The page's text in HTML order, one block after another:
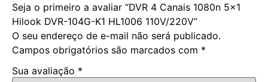
Seja o primeiro a avaliar “DVR 4 Canais 1080n 5×1
Hilook DVR-104G-K1 HL1006 110V/220V”
O seu endereço de e-mail não será publicado.
Campos obrigatórios são marcados com *
Sua avaliação *